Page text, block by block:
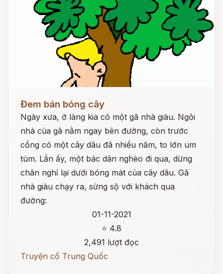
Đem bán bóng cây
Ngày xưa, ở làng kia có một gã nhà giàu. Ngôi
nhà của gã nằm ngay bên đường, còn trước
cổng có một cây dâu đã nhiều năm, to lớn um
tùm. Lần ấy, một bác dân nghèo đi qua, dừng
chân nghỉ lại dưới bóng mát của cây dâu. Gã
nhà giàu chạy ra, sừng sộ với khách qua
đường:
01-11-2021
⭐ 4.8
2,491 lượt đọc
Truyện cổ Trung Quốc